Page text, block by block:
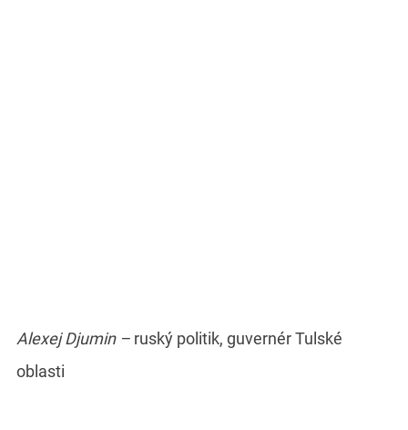
Alexej Djumin – ruský politik, guvernér Tulské
oblasti